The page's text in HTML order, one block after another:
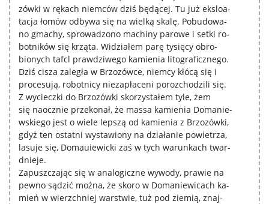
zówki w rękach niemców dziś będącej. Tu już eksloa-
tacja łomów odbywa się na wielką skalę. Pobudowa-
no gmachy, sprowadzono machiny parowe i setki ro-
botników się krząta. Widziałem parę tysięcy obro-
bionych tafcl prawdziwego kamienia litograficznego.
Dziś cisza zaległa w Brzozówce, niemcy kłócą się i
procesują, robotnicy niezapłaceni porozchodzili się.
Z wycieczki do Brzozówki skorzystałem tyle, żem
się naocznie przekonał, że massa kamienia Domanie-
wskiego jest o wiele lepszą od kamienia z Brzozówki,
gdyż ten ostatni wystawiony na działanie powietrza,
lasuje się, Domauiewicki zaś w tych warunkach twar-
dnieje.
Zapuszczając się w analogiczne wywody, prawie na
pewno sądzić można, że skoro w Domaniewicach ka-
mień w wierzchniej warstwie, tuż pod ziemią, znaj-